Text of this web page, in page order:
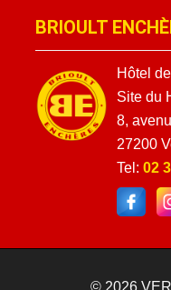
BRIOULT
Hôtel
Site du
8,
27200
Tel: 02